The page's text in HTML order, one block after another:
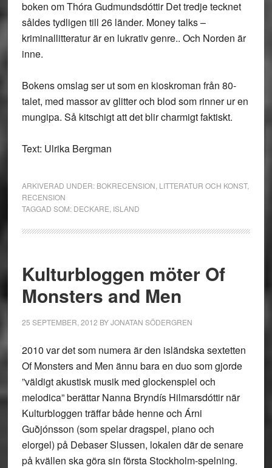
boken om Thóra Gudmundsdóttir Det tredje tecknet
såldes tydligen till 26 länder. Money talks –
kriminallitteratur är en lukrativ genre.. Och Norden är
inne.
Bokens omslag ser ut som en kioskroman från 80-
talet, med massor av glitter och blod som rinner ur en
mungipa. Så kitschigt att det blir charmigt faktiskt.
Text: Ulrika Bergman
ARKIVERAD UNDER: BOKRECENSION LITTERATUR OCH KONST,
RECENSION
TAGGAD SOM: DECKARE ISLAND
Kulturbloggen möter Of
Monsters and Men
25 SEPTEMBER, 2012 BYJONATAN SÖDERGREN
2010 var det som numera är den isländska sextetten
Of Monsters and Men ännu bara en duo som gjorde
”väldigt akustisk musik med glockenspiel och
melodica” berättar Nanna Bryndís Hilmarsdóttir när
Kulturbloggen träffar både henne och Árni
Guðjónsson (som spelar dragspel, piano och
elorgel) på Debaser Slussen, lokalen där de senare
på kvällen ska göra sin första Stockholm-spelning.